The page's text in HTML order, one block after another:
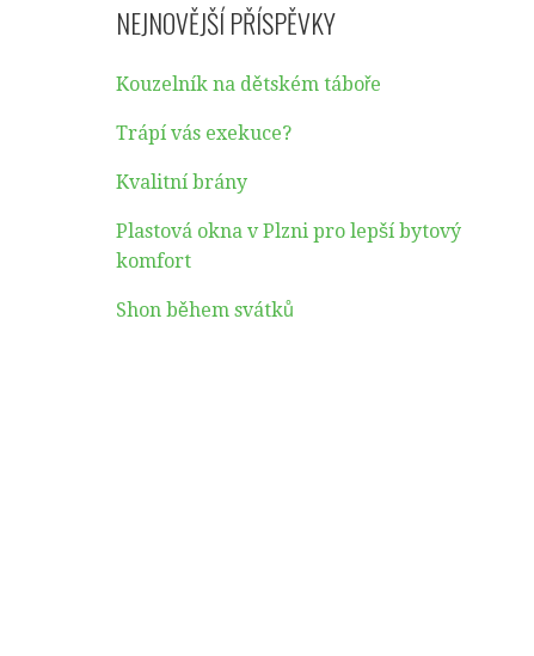
NEJNOVĚJŠÍ PŘÍSPĚVKY
Kouzelník na dětském táboře
Trápí vás exekuce?
Kvalitní brány
Plastová okna v Plzni pro lepší bytový
komfort
Shon během svátků